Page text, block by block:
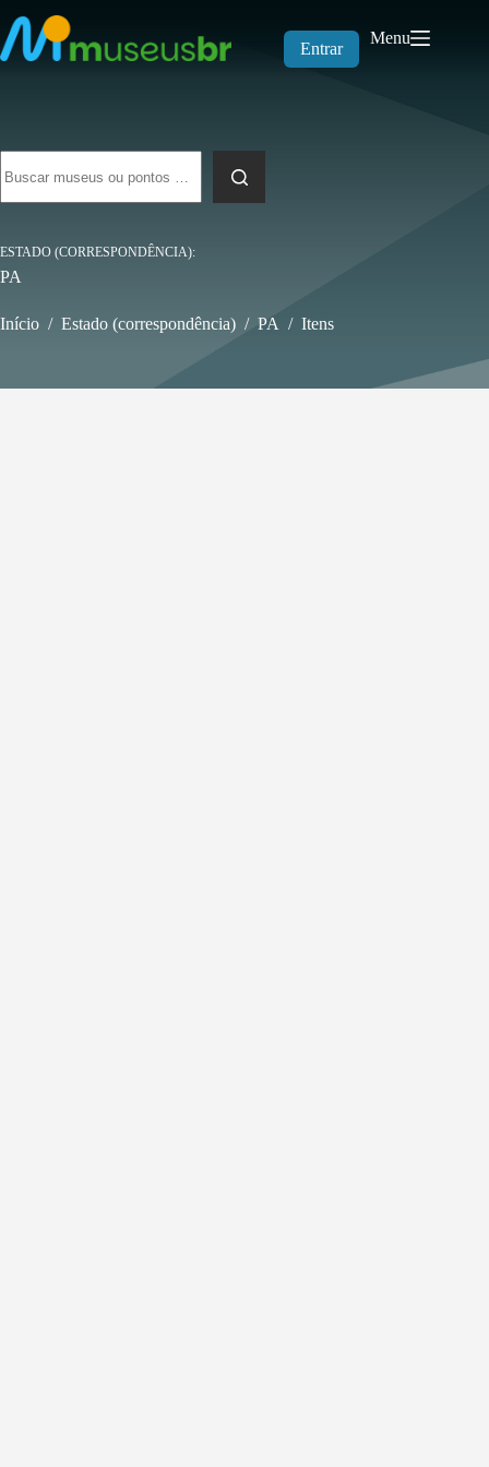
para
o
conteúdo
Entrar
Menu
resultados
ESTADO (CORRESPONDÊNCIA)
PA
Início / Estado (correspondência) / PA / Itens